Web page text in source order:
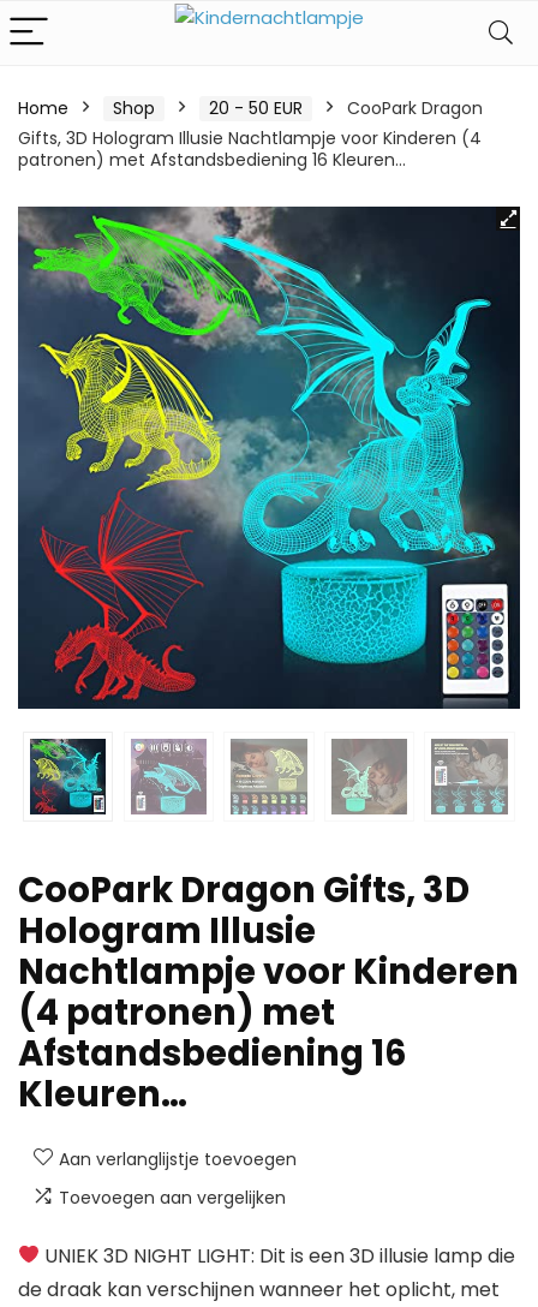
Home Shop 20 - 50 EUR
CooPark Dragon
Gifts, 3D Hologram Illusie Nachtlampje voor Kinderen (4
patronen) met Afstandsbediening 16 Kleuren…
CooPark Dragon Gifts, 3D
Hologram Illusie
Nachtlampje voor Kinderen
(4 patronen) met
Afstandsbediening 16
Kleuren…
Aan verlanglijstje toevoegen
Toevoegen aan vergelijken
UNIEK 3D NIGHT LIGHT: Dit is een 3D illusie lamp die
de draak kan verschijnen wanneer het oplicht, met